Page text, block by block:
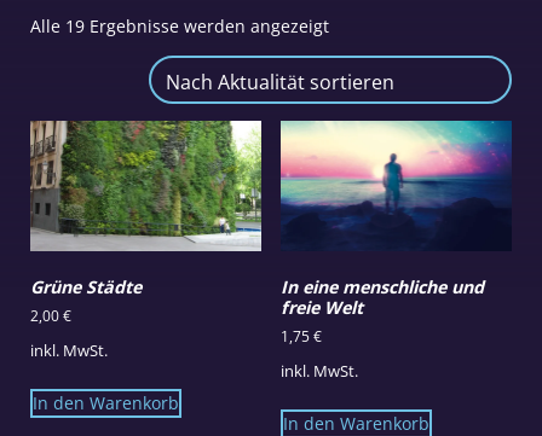
Alle 19 Ergebnisse werden angezeigtNach
sortiert
Grüne Städte
2,00€
inkl. MwSt.
In den Warenkorb
In eine menschliche und
freie Welt
1,75€
inkl. MwSt.
In den Warenkorb